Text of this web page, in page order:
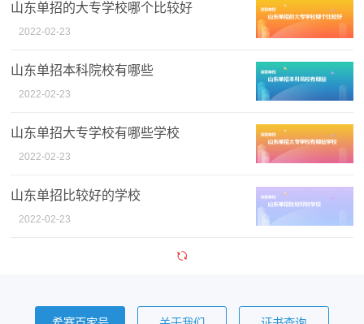
山东单招的大专学校哪个比较好
2022-02-23
山东单招本科院校有哪些
2022-02-23
山东单招大专学校有哪些学校
2022-02-23
山东单招比较好的学校
2022-02-23